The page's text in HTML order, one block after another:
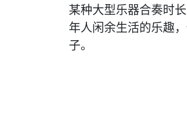
某种大型乐器合奏时
年人闲余生活的乐趣
子。